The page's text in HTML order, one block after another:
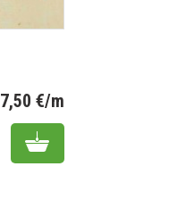
7,50 €/m
Add to cart